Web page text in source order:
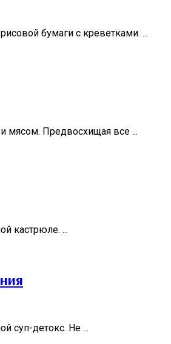
бумаги с креветками. ...
мясом. Предвосхищая все ...
кастрюле. ...
суп-детокс. Не ...